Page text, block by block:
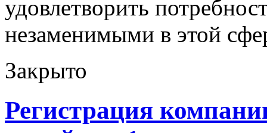
удовлетворить
незаменимыми в этой
Закрыто
Регистрация